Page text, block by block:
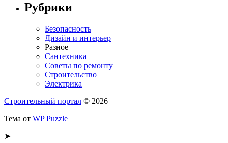
Рубрики
Безопасность
Дизайн и интерьер
Разное
Сантехника
Советы по ремонту
Строительство
Электрика
Строительный портал © 2026
Тема от WP Puzzle
➤